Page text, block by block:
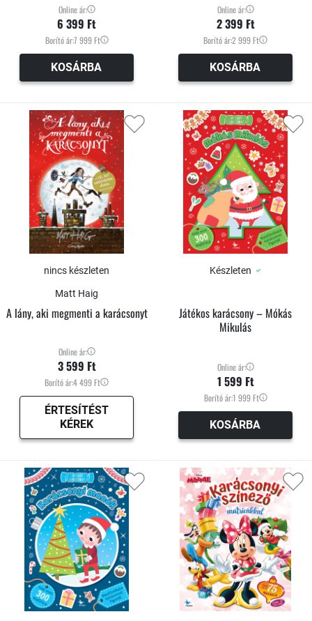
Online ár:
6 399 Ft
Borító ár:7 999 Ft
KOSÁRBA
Online ár:
2 399 Ft
Borító ár:2 999 Ft
KOSÁRBA
nincs készleten
Matt Haig
A lány, aki megmenti a karácsonyt
Online ár:
3 599 Ft
Borító ár:4 499 Ft
ÉRTESÍTÉST
KÉREK
Készleten
Játékos karácsony – Mókás
Mikulás
Online ár:
1 599 Ft
Borító ár:1 999 Ft
KOSÁRBA